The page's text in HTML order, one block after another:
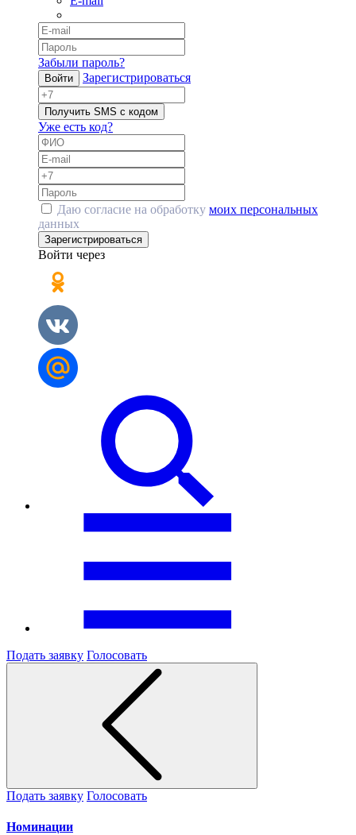
Забыли пароль?
Войти Зарегистрироваться
Получить SMS с кодом
Уже есть код?
Даю согласие на обработку моих персональных
данных
Зарегистрироваться
Войти через
Подать заявку Голосовать
Подать заявку Голосовать
Номинации